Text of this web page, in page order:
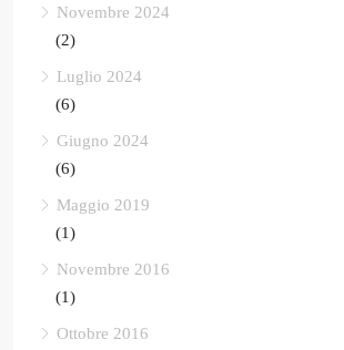
Novembre 2024
(2)
Luglio 2024
(6)
Giugno 2024
(6)
Maggio 2019
(1)
Novembre 2016
(1)
Ottobre 2016